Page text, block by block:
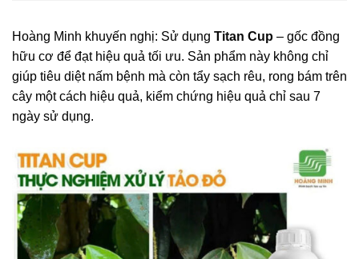
Hoàng Minh khuyến nghị: Sử dụng Titan Cup – gốc đồng
hữu cơ để đạt hiệu quả tối ưu. Sản phẩm này không chỉ
giúp tiêu diệt nấm bệnh mà còn tẩy sạch rêu, rong bám trên
cây một cách hiệu quả, kiểm chứng hiệu quả chỉ sau 7
ngày sử dụng.